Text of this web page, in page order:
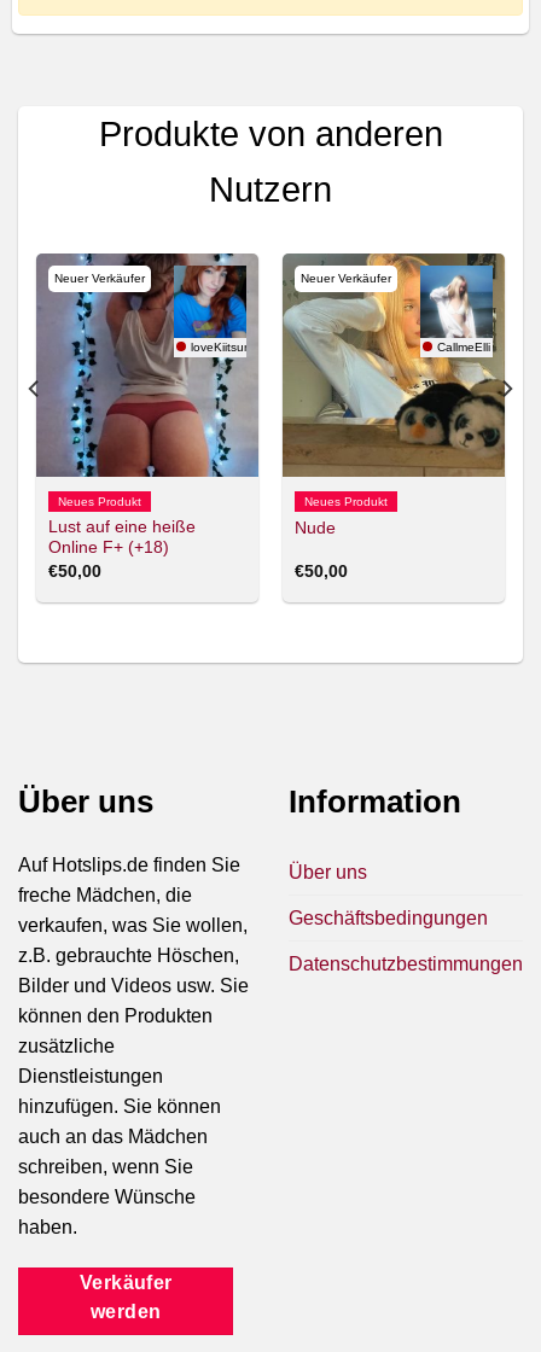
Produkte von anderen
Nutzern
Neuer Verkäufer
loveKiitsune
Neues Produkt
Lust auf eine heiße
Online F+ (+18)
€50,00
Neuer Verkäufer
CallmeElli
Neues Produkt
Nude
€50,00
Über uns
Auf Hotslips.de finden Sie
freche Mädchen, die
verkaufen, was Sie wollen,
z.B. gebrauchte Höschen,
Bilder und Videos usw. Sie
können den Produkten
zusätzliche
Dienstleistungen
hinzufügen. Sie können
auch an das Mädchen
schreiben, wenn Sie
besondere Wünsche
haben.
Verkäufer
werden
Information
Über uns
Geschäftsbedingungen
Datenschutzbestimmungen